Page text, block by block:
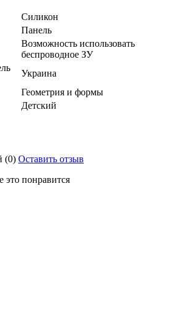
Силикон
Панель
Возможность использовать
беспроводное ЗУ
Украина
Геометрия и формы
Детский
(0) Оставить отзыв
понравится